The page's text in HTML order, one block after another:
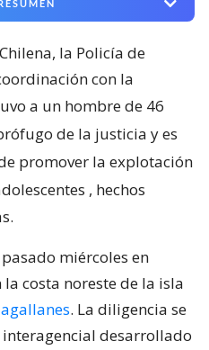
la Policía de
con la
a un hombre de 46
de la justicia y es
promover la explotación
, hechos
miércoles en
la costa noreste de la isla
. La diligencia se
desarrollado